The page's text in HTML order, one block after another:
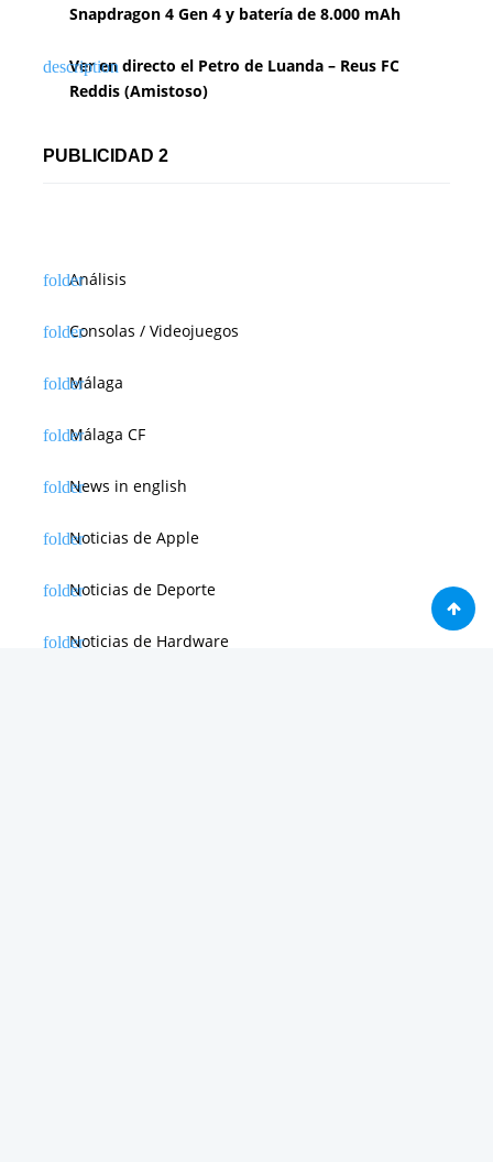
Snapdragon 4 Gen 4 y batería de 8.000 mAh
Ver en directo el Petro de Luanda – Reus FC
Reddis (Amistoso)
PUBLICIDAD 2
Análisis
Consolas / Videojuegos
Málaga
Málaga CF
News in english
Noticias de Apple
Noticias de Deporte
Noticias de Hardware